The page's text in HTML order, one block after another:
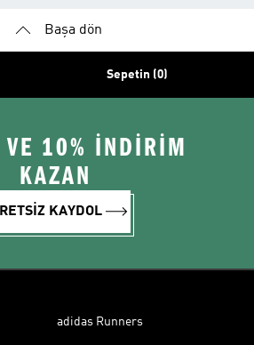
Başa dön
Sepetin (0)
VE 10% İNDİRİM
KAZAN
KAYDOL
adidas Runners